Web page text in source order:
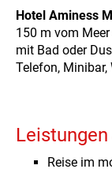
Hotel Aminess
150 m vom
mit Bad oder
Telefon, Minibar,
Reise im